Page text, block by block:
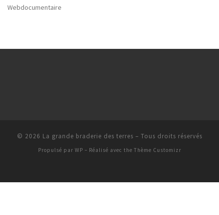
Webdocumentaire
© 2026 La grande braderie des terres – Tous droits réservés
Propulsé par WP – Réalisé avec the Thème Customizr